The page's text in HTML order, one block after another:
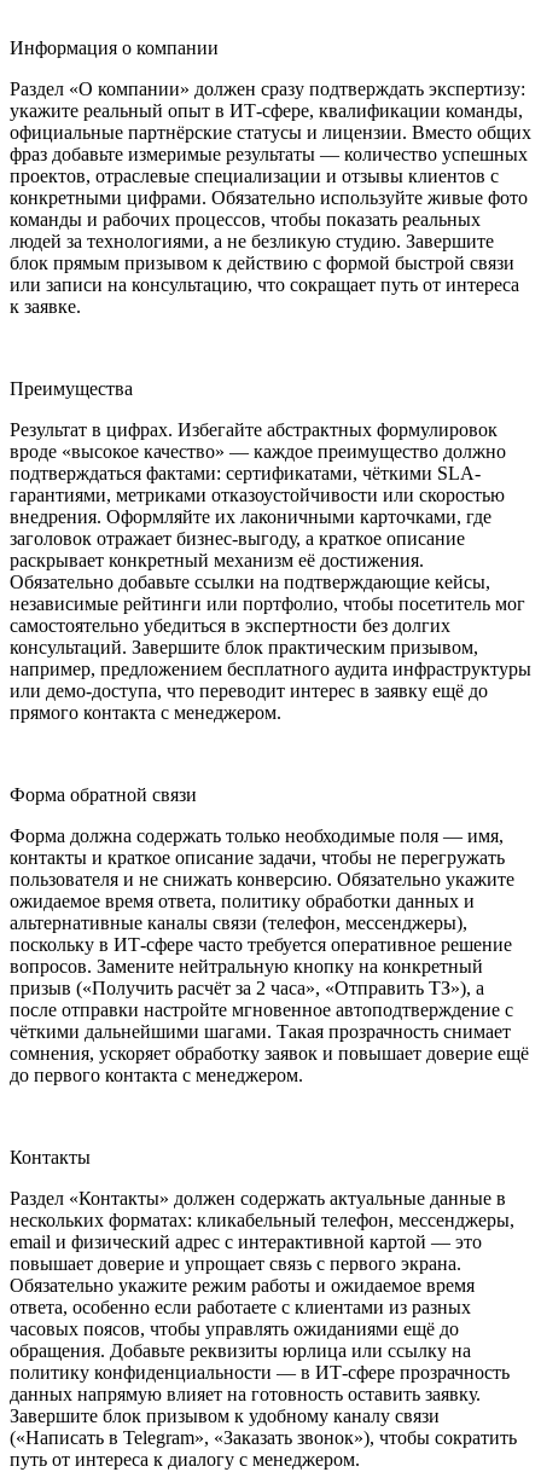
Информация о компании
Раздел «О компании» должен сразу подтверждать экспертизу:
укажите реальный опыт в ИТ-сфере, квалификации команды,
официальные партнёрские статусы и лицензии. Вместо общих
фраз добавьте измеримые результаты — количество успешных
проектов, отраслевые специализации и отзывы клиентов с
конкретными цифрами. Обязательно используйте живые фото
команды и рабочих процессов, чтобы показать реальных
людей за технологиями, а не безликую студию. Завершите
блок прямым призывом к действию с формой быстрой связи
или записи на консультацию, что сокращает путь от интереса
к заявке.
Преимущества
Результат в цифрах. Избегайте абстрактных формулировок
вроде «высокое качество» — каждое преимущество должно
подтверждаться фактами: сертификатами, чёткими SLA-
гарантиями, метриками отказоустойчивости или скоростью
внедрения. Оформляйте их лаконичными карточками, где
заголовок отражает бизнес-выгоду, а краткое описание
раскрывает конкретный механизм её достижения.
Обязательно добавьте ссылки на подтверждающие кейсы,
независимые рейтинги или портфолио, чтобы посетитель мог
самостоятельно убедиться в экспертности без долгих
консультаций. Завершите блок практическим призывом,
например, предложением бесплатного аудита инфраструктуры
или демо-доступа, что переводит интерес в заявку ещё до
прямого контакта с менеджером.
Форма обратной связи
Форма должна содержать только необходимые поля — имя,
контакты и краткое описание задачи, чтобы не перегружать
пользователя и не снижать конверсию. Обязательно укажите
ожидаемое время ответа, политику обработки данных и
альтернативные каналы связи (телефон, мессенджеры),
поскольку в ИТ-сфере часто требуется оперативное решение
вопросов. Замените нейтральную кнопку на конкретный
призыв («Получить расчёт за 2 часа», «Отправить ТЗ»), а
после отправки настройте мгновенное автоподтверждение с
чёткими дальнейшими шагами. Такая прозрачность снимает
сомнения, ускоряет обработку заявок и повышает доверие ещё
до первого контакта с менеджером.
Контакты
Раздел «Контакты» должен содержать актуальные данные в
нескольких форматах: кликабельный телефон, мессенджеры,
email и физический адрес с интерактивной картой — это
повышает доверие и упрощает связь с первого экрана.
Обязательно укажите режим работы и ожидаемое время
ответа, особенно если работаете с клиентами из разных
часовых поясов, чтобы управлять ожиданиями ещё до
обращения. Добавьте реквизиты юрлица или ссылку на
политику конфиденциальности — в ИТ-сфере прозрачность
данных напрямую влияет на готовность оставить заявку.
Завершите блок призывом к удобному каналу связи
(«Написать в Telegram», «Заказать звонок»), чтобы сократить
путь от интереса к диалогу с менеджером.